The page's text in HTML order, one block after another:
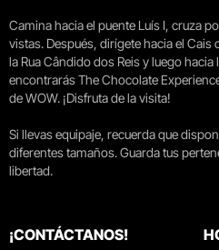
Camina hacia el puente Luís I, cruza
vistas. Después, dirígete hacia el Cais
la Rua Cândido dos Reis y luego hacia
encontrarás The Chocolate
de WOW. ¡Disfruta de la visita!
Si llevas equipaje, recuerda que
diferentes tamaños. Guarda tus
libertad.
¡CONTÁCTANOS!